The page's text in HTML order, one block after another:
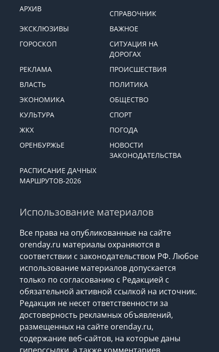
АРХИВ
СПРАВОЧНИК
ЭКСКЛЮЗИВЫ
ВАЖНОЕ
ГОРОСКОП
СИТУАЦИЯ НА
ДОРОГАХ
РЕКЛАМА
ПРОИСШЕСТВИЯ
ВЛАСТЬ
ПОЛИТИКА
ЭКОНОМИКА
ОБЩЕСТВО
КУЛЬТУРА
СПОРТ
ЖКХ
ПОГОДА
ОРЕНБУРЖЬЕ
НОВОСТИ
ЗАКОНОДАТЕЛЬСТВА
РАСПИСАНИЕ ДАЧНЫХ
МАРШРУТОВ-2026
Использование материалов
Все права на опубликованные на сайте
orenday.ru материалы охраняются в
соответствии с законодательством РФ. Любое
использование материалов допускается
только по согласованию с Редакцией с
обязательной активной ссылкой на источник.
Редакция не несет ответственности за
достоверность рекламных объявлений,
размещенных на сайте orenday.ru,
содержание веб-сайтов, на которые даны